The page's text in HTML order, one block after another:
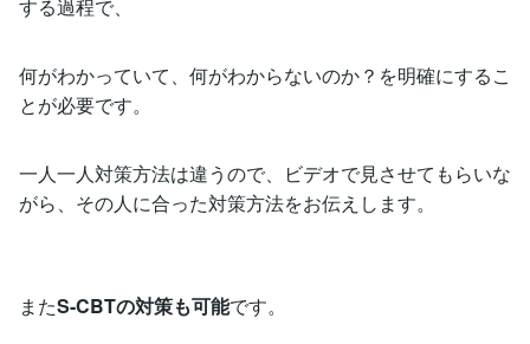
する過程で、
何がわかっていて、何がわからないのか？を明確にするこ
とが必要です。
一人一人対策方法は違うので、ビデオで見させてもらいな
がら、その人に合った対策方法をお伝えします。
またS-CBTの対策も可能です。